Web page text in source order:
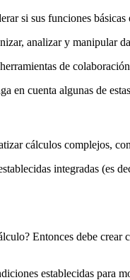
si sus funciones básicas
analizar y manipular
de
en cuenta algunas de
cálculos complejos,
integradas
Entonces debe
establecidas para